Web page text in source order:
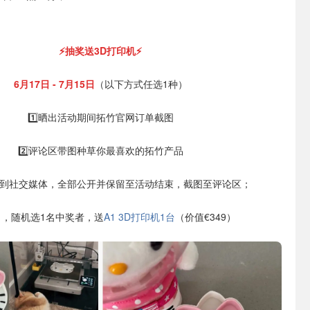
⚡抽奖送3D打印机⚡
6月17日 - 7月15日 （以下方式任选1种）
1️⃣晒出活动期间拓竹官网订单截图
2️⃣评论区带图种草你最喜欢的拓竹产品
社交媒体，全部公开并保留至活动结束，截图至评论区；
随机选1名中奖者，送A1 3D打印机1台 （价值€349）